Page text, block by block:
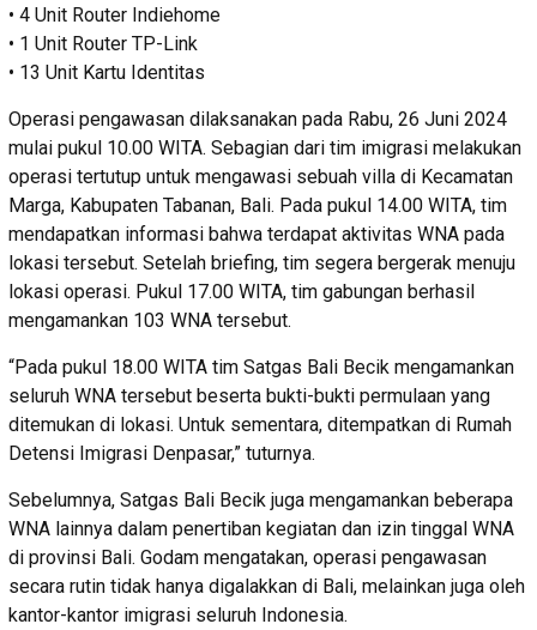
• 4 Unit Router Indiehome
• 1 Unit Router TP-Link
• 13 Unit Kartu Identitas
Operasi pengawasan dilaksanakan pada Rabu, 26 Juni 2024
mulai pukul 10.00 WITA. Sebagian dari tim imigrasi melakukan
operasi tertutup untuk mengawasi sebuah villa di Kecamatan
Marga, Kabupaten Tabanan, Bali. Pada pukul 14.00 WITA, tim
mendapatkan informasi bahwa terdapat aktivitas WNA pada
lokasi tersebut. Setelah briefing, tim segera bergerak menuju
lokasi operasi. Pukul 17.00 WITA, tim gabungan berhasil
mengamankan 103 WNA tersebut.
“Pada pukul 18.00 WITA tim Satgas Bali Becik mengamankan
seluruh WNA tersebut beserta bukti-bukti permulaan yang
ditemukan di lokasi. Untuk sementara, ditempatkan di Rumah
Detensi Imigrasi Denpasar,” tuturnya.
Sebelumnya, Satgas Bali Becik juga mengamankan beberapa
WNA lainnya dalam penertiban kegiatan dan izin tinggal WNA
di provinsi Bali. Godam mengatakan, operasi pengawasan
secara rutin tidak hanya digalakkan di Bali, melainkan juga oleh
kantor-kantor imigrasi seluruh Indonesia.